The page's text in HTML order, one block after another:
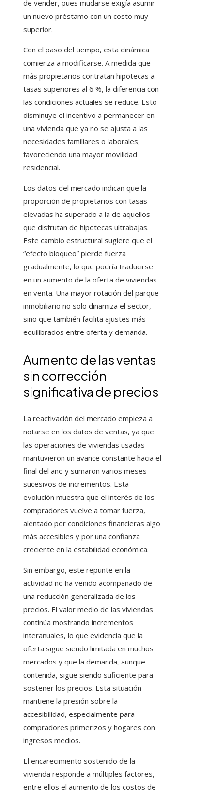
de vender, pues mudarse exigía asumir
un nuevo préstamo con un costo muy
superior.
Con el paso del tiempo, esta dinámica
comienza a modificarse. A medida que
más propietarios contratan hipotecas a
tasas superiores al 6 %, la diferencia con
las condiciones actuales se reduce. Esto
disminuye el incentivo a permanecer en
una vivienda que ya no se ajusta a las
necesidades familiares o laborales,
favoreciendo una mayor movilidad
residencial.
Los datos del mercado indican que la
proporción de propietarios con tasas
elevadas ha superado a la de aquellos
que disfrutan de hipotecas ultrabajas.
Este cambio estructural sugiere que el
“efecto bloqueo” pierde fuerza
gradualmente, lo que podría traducirse
en un aumento de la oferta de viviendas
en venta. Una mayor rotación del parque
inmobiliario no solo dinamiza el sector,
sino que también facilita ajustes más
equilibrados entre oferta y demanda.
Aumento de las ventas
sin corrección
significativa de precios
La reactivación del mercado empieza a
notarse en los datos de ventas, ya que
las operaciones de viviendas usadas
mantuvieron un avance constante hacia el
final del año y sumaron varios meses
sucesivos de incrementos. Esta
evolución muestra que el interés de los
compradores vuelve a tomar fuerza,
alentado por condiciones financieras algo
más accesibles y por una confianza
creciente en la estabilidad económica.
Sin embargo, este repunte en la
actividad no ha venido acompañado de
una reducción generalizada de los
precios. El valor medio de las viviendas
continúa mostrando incrementos
interanuales, lo que evidencia que la
oferta sigue siendo limitada en muchos
mercados y que la demanda, aunque
contenida, sigue siendo suficiente para
sostener los precios. Esta situación
mantiene la presión sobre la
accesibilidad, especialmente para
compradores primerizos y hogares con
ingresos medios.
El encarecimiento sostenido de la
vivienda responde a múltiples factores,
entre ellos el aumento de los costos de